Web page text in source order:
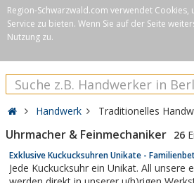
Region-Schwarzwald.com verwendet
Service zu bieten. Wenn Sie auf der Seite
Nutzung zu.
Handwerk Traditionelles
Uhrmacher & Feinmechaniker 26
Exklusive Kuckucksuhren Unikate -
Jede Kuckucksuhr ein Unikat. All unsere